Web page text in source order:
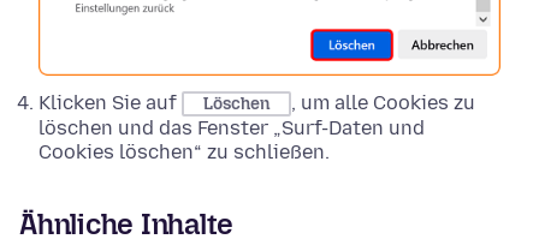
Klicken Sie auf Löschen
, um alle Cookies zu
löschen und das Fenster „Surf-Daten und
Cookies löschen“ zu schließen.
Ähnliche Inhalte